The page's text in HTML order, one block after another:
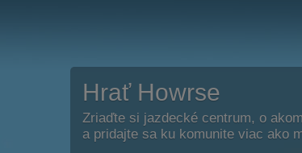
Hrať Howrse
Zriaďte si jazdecké centrum, o
a pridajte sa ku komunite viac ako